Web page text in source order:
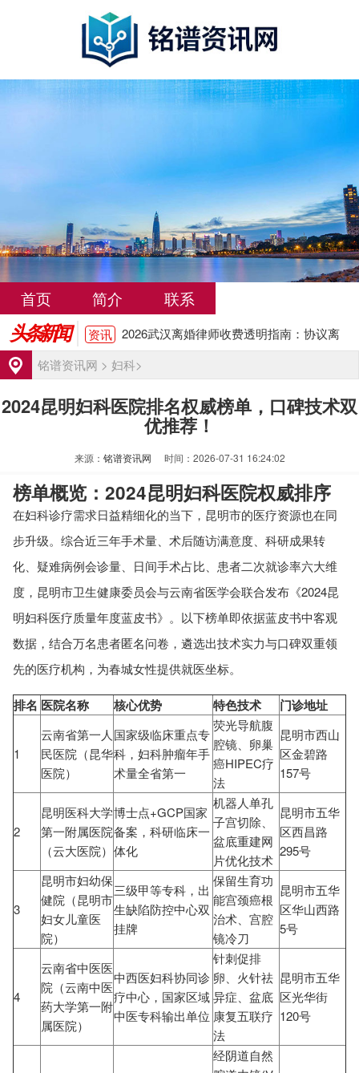
首页 简介 联系
头条新闻
武汉输卵管堵塞治疗费用大概多少
洛阳输卵管堵塞怎么治疗费用大概多少
资讯 输卵管堵塞是什么原因引起的有哪些表现
资讯 输卵管堵塞不能怀孕怎么办 有哪些治疗方
资讯 苏州输卵管堵塞治疗费用大概多少钱
资讯
2026武汉离婚律师收费透明指南：协议离
婚流程、财产分割与抚养权争取全解析
资讯 武汉输卵管堵塞治疗费用大概多少
资讯
洛阳输卵管堵塞怎么治疗费用大概多少
资讯 输卵管堵塞不能怀孕怎么办 有哪些治疗方
婚流程、财产分割与抚养权争取全解析
资讯 武汉输卵管堵塞治疗费用大概多少
资讯 洛阳输卵管堵塞怎么治疗费用大概多少
资讯
输卵管堵塞是什么原因引起的有哪些表现
输卵管堵塞不能怀孕怎么办 有哪些治疗方
法
资讯
铭谱资讯网 > 妇科>
2024昆明妇科医院排名权威榜单，口碑技术双
优推荐！
来源： 铭谱资讯网 时间：2026-07-31 16:24:02
榜单概览：2024昆明妇科医院权威排序
在妇科诊疗需求日益精细化的当下，昆明市的医疗资源也在同
步升级。综合近三年手术量、术后随访满意度、科研成果转
化、疑难病例会诊量、日间手术占比、患者二次就诊率六大维
度，昆明市卫生健康委员会与云南省医学会联合发布《2024昆
明妇科医疗质量年度蓝皮书》。以下榜单即依据蓝皮书中客观
数据，结合万名患者匿名问卷，遴选出技术实力与口碑双重领
先的医疗机构，为春城女性提供就医坐标。
排名 医院名称 核心优势 特色技术 门诊地址
1
云南省第一人
民医院（昆华
医院）
国家级临床重点专
科，妇科肿瘤年手
术量全省第一
荧光导航腹
腔镜、卵巢
癌HIPEC疗
法
昆明市西山
区金碧路
157号
2
昆明医科大学
第一附属医院
（云大医院）
博士点+GCP国家
备案，科研临床一
体化
机器人单孔
子宫切除、
盆底重建网
片优化技术
昆明市五华
区西昌路
295号
3
昆明市妇幼保
健院（昆明市
妇女儿童医
院）
三级甲等专科，出
生缺陷防控中心双
挂牌
保留生育功
能宫颈癌根
治术、宫腔
镜冷刀
昆明市五华
区华山西路
5号
4
云南省中医医
院（云南中医
药大学第一附
属医院）
中西医妇科协同诊
疗中心，国家区域
中医专科输出单位
针刺促排
卵、火针祛
异症、盆底
康复五联疗
法
昆明市五华
区光华街
120号
经阴道自然